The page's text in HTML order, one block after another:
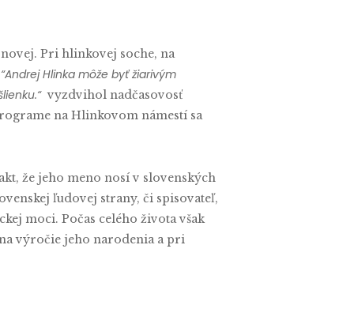
Pri hlinkovej soche, na
“Andrej Hlinka môže byť žiarivým
vyzdvihol nadčasovosť
na Hlinkovom námestí sa
že jeho meno nosí v slovenských
ľudovej strany, či spisovateľ,
moci. Počas celého života však
výročie jeho narodenia a pri